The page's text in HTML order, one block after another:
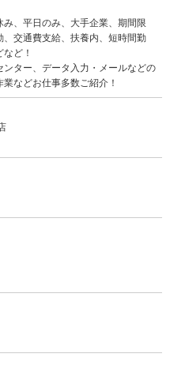
、平日のみ、大手企業、期間限
交通費支給、扶養内、短時間勤
ど！
ター、データ入力・メールなどの
などお仕事多数ご紹介！